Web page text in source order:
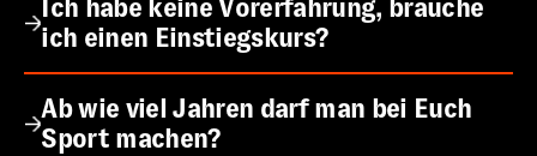
Ich habe keine Vorerfahrung, brauche
ich einen Einstiegskurs?
Ab wie viel Jahren darf man bei Euch
Sport machen?